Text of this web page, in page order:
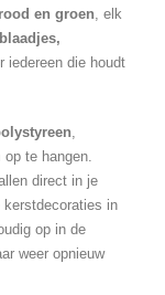
en groen, elk
iedereen die houdt
te hangen.
direct in je
kerstdecoraties in
op in de
weer opnieuw